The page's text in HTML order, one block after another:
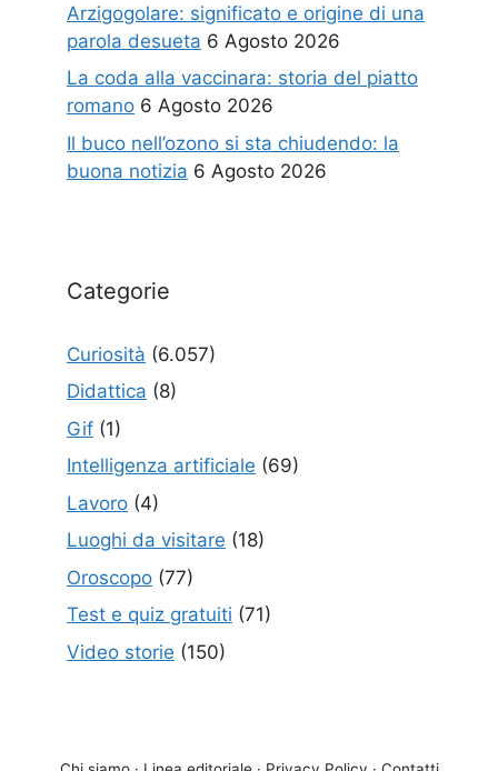
Arzigogolare: significato e origine di una
parola desueta 6 Agosto 2026
La coda alla vaccinara: storia del piatto
romano 6 Agosto 2026
Il buco nell’ozono si sta chiudendo: la
buona notizia 6 Agosto 2026
Categorie
Curiosità (6.057)
Didattica (8)
Gif (1)
Intelligenza artificiale (69)
Lavoro (4)
Luoghi da visitare (18)
Oroscopo (77)
Test e quiz gratuiti (71)
Video storie (150)